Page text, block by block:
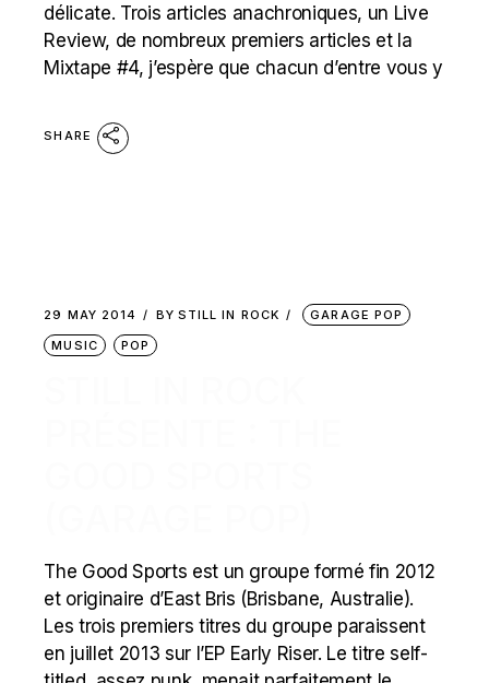
délicate. Trois articles anachroniques, un Live
Review, de nombreux premiers articles et la
Mixtape #4, j’espère que chacun d’entre vous y
SHARE
29 MAY 2014 BY STILL IN ROCK
GARAGE POP
MUSIC
POP
The Good Sports est un groupe formé fin 2012
et originaire d’East Bris (Brisbane, Australie).
Les trois premiers titres du groupe paraissent
en juillet 2013 sur l’EP Early Riser. Le titre self-